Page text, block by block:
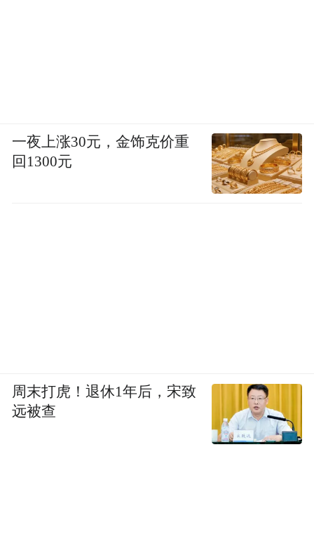
一夜上涨30元，金饰克价重
回1300元
周末打虎！退休1年后，宋致
远被查